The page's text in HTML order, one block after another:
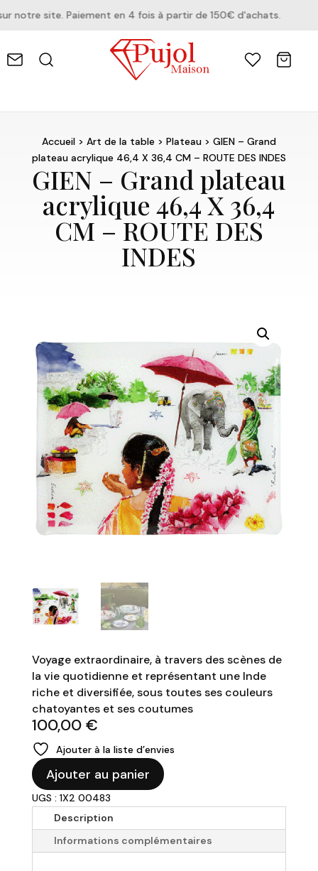
notre site. Paiement en 4 fois à partir de 150€ d'achats.
Accueil> Art de la table> Plateau> GIEN – Grand
plateau acrylique 46,4 X 36,4 CM – ROUTE DES INDES
GIEN – Grand plateau
acrylique 46,4 X 36,4
CM – ROUTE DES
INDES
Voyage extraordinaire, à travers des scènes de
la vie quotidienne et représentant une Inde
riche et diversifiée, sous toutes ses couleurs
chatoyantes et ses coutumes
100,00 €
Ajouter à la liste d’envies
quantité
de
GIEN
Grand
plateau
Ajouter au panier
UGS : 1X2 00483
Description
Informations complémentaires